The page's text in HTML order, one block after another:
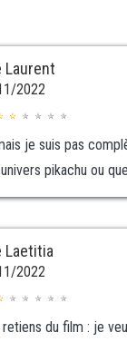
Laurent
2022
je suis pas
pikachu ou
Laetitia
2022
du film : je